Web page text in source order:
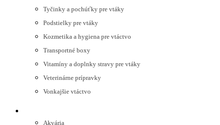
Tyčinky a pochúťky pre vtáky
Podstielky pre vtáky
Kozmetika a hygiena pre vtáctvo
Transportné boxy
Vitamíny a doplnky stravy pre vtáky
Veterinárne prípravky
Vonkajšie vtáctvo
Akvária